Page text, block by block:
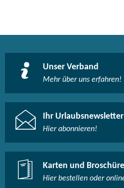
Unser Verband
Mehr über uns erfahren!
Ihr Urlaubsnewsletter
Hier abonnieren!
Karten und
Hier bestellen oder